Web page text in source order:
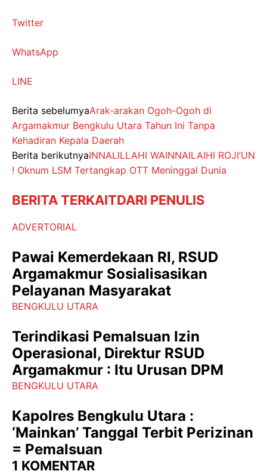
Twitter
WhatsApp
LINE
Berita sebelumyaArak-arakan Ogoh-Ogoh di
Argamakmur Bengkulu Utara Tahun Ini Tanpa
Kehadiran Kepala Daerah
Berita berikutnyaINNALILLAHI WAINNAILAIHI ROJI’UN
! Oknum LSM Tertangkap OTT Meninggal Dunia
BERITA TERKAITDARI PENULIS
ADVERTORIAL
Pawai Kemerdekaan RI, RSUD
Argamakmur Sosialisasikan
Pelayanan Masyarakat
BENGKULU UTARA
Terindikasi Pemalsuan Izin
Operasional, Direktur RSUD
Argamakmur : Itu Urusan DPM
BENGKULU UTARA
Kapolres Bengkulu Utara :
‘Mainkan’ Tanggal Terbit Perizinan
= Pemalsuan
1 KOMENTAR